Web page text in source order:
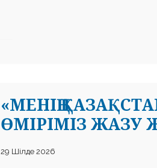
«МЕНІҢ
ӨМІРІМІЗ ЖАЗУ
29 Шілде 2026